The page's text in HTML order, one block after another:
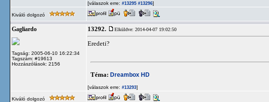
[válaszok erre: #13295 #13296]
Kiváló dolgozó
Gagliardo
Tagság: 2005-06-10 16:22:34
Tagszám: #19613
Hozzászólások: 2156
13292. Elküldve: 2014-04-07 19:02:50
Eredeti?
Téma: Dreambox HD
[válaszok erre: #13293]
Kiváló dolgozó